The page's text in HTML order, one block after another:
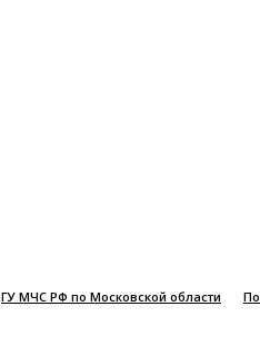
ГУ МЧС РФ по Московской области